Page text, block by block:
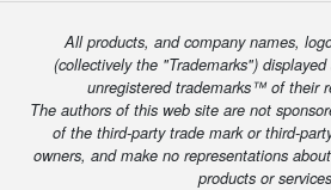
All products, and company names,
(collectively the "Trademarks")
unregistered trademarks™ of their
The authors of this web site are not
of the third-party trade mark or third-
owners, and make no representations
products or